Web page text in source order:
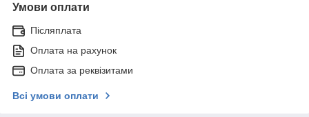
Умови оплати
Післяплата
Оплата на рахунок
Оплата за реквізитами
Всі умови оплати